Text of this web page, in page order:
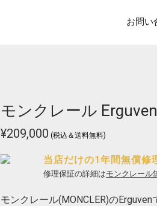
お問い
モンクレール Erguven
¥209,000 (税込＆送料無料)
当店だけの1年間無償修
修理保証の詳細はモンクレール
モンクレール(MONCLER)のErguven